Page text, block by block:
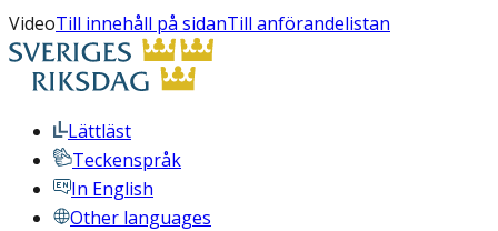
VideoTill innehåll på sidanTill anförandelistan
Lättläst
Teckenspråk
In English
Other languages